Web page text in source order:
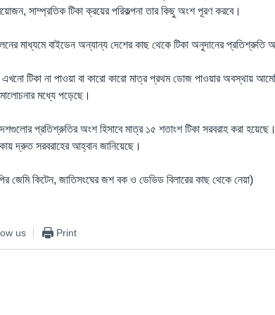
সাম্প্রতিক টিকা ক্রয়ের পরিকল্পনা তার কিছু অংশ পূরণ করবে।
মাধ্যমে বাইডেন অন্যান্য দেশের কাছ থেকে টিকা অনুদানের প্রতিশ্রুতি
এখনো টিকা না পাওয়া বা কারো কারো মাত্র প্রথম ডোজ পাওয়ার অবস্থায়
মধ্যে পড়েছে।
প্রতিশ্রুতির অংশ হিসাবে মাত্র ১৫ শতাংশ টিকা সরবরাহ করা হয়েছে।
দ্রুত সরবরাহের আহ্বান জানিয়েছে।
জেমি কিটেন, জাতিসংঘের জশ বক ও ডেভিড বিলারের কাছ থেকে নেয়া)
us Print